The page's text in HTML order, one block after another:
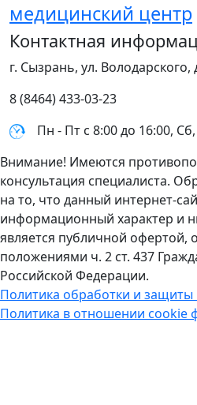
медицинский центр
Контактная
г. Сызрань, ул. Володарского,
8 (8464) 433-03-23
Пн - Пт с 8:00 до 16:00,
Внимание! Имеются
консультация специалиста.
на то, что данный интернет-
информационный характер и
является публичной офертой,
положениями ч. 2 ст. 437
Российской Федерации.
Политика обработки и
Политика в отношении cookie